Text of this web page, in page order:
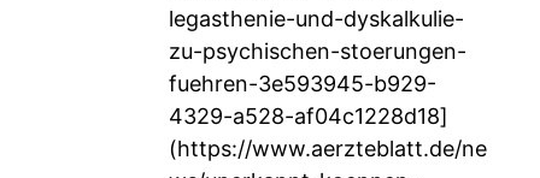
legasthenie-und-dyskalkulie-
zu-psychischen-stoerungen-
fuehren-3e593945-b929-
4329-a528-af04c1228d18]
(https://www.aerzteblatt.de/ne